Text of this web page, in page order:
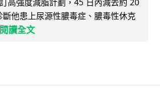
他患上尿源性膿毒症、膿毒性休克
閱讀全文